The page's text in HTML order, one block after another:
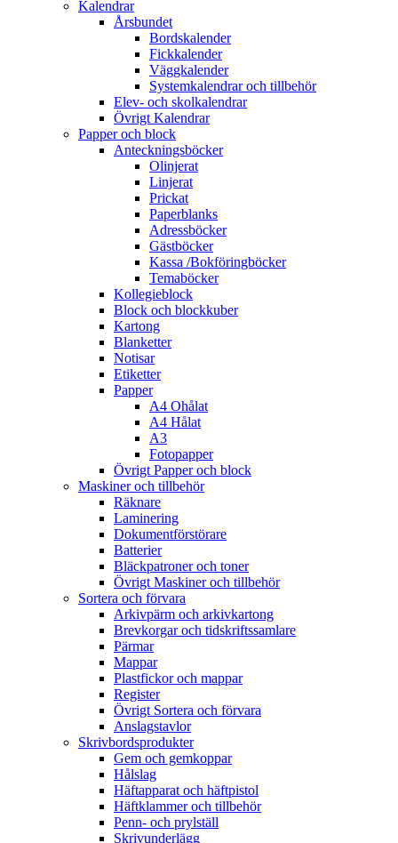
Kalendrar
Årsbundet
Bordskalender
Fickkalender
Väggkalender
Systemkalendrar och tillbehör
Elev- och skolkalendrar
Övrigt Kalendrar
Papper och block
Anteckningsböcker
Olinjerat
Linjerat
Prickat
Paperblanks
Adressböcker
Gästböcker
Kassa /Bokföringböcker
Temaböcker
Kollegieblock
Block och blockkuber
Kartong
Blanketter
Notisar
Etiketter
Papper
A4 Ohålat
A4 Hålat
A3
Fotopapper
Övrigt Papper och block
Maskiner och tillbehör
Räknare
Laminering
Dokumentförstörare
Batterier
Bläckpatroner och toner
Övrigt Maskiner och tillbehör
Sortera och förvara
Arkivpärm och arkivkartong
Brevkorgar och tidskriftssamlare
Pärmar
Mappar
Plastfickor och mappar
Register
Övrigt Sortera och förvara
Anslagstavlor
Skrivbordsprodukter
Gem och gemkoppar
Hålslag
Häftapparat och häftpistol
Häftklammer och tillbehör
Penn- och prylställ
Skrivunderlägg